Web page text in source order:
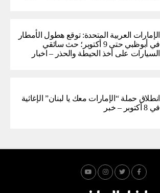
الإمارات العربية المتحدة: توقع هطول الأمطار
في أبوظبي حتى 9 أكتوبر؛ حث سائقي
السيارات على أخذ الحيطة والحذر – اخبار
انطلاق حملة “الإمارات معك يا لبنان” الإغاثية
في 8 أكتوبر – خبر